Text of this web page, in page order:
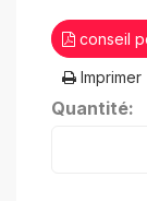
conseil
Imprimer
Quantité: